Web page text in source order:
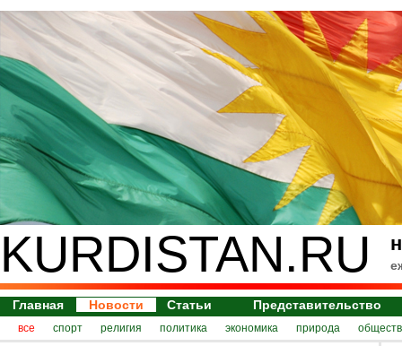
KURDISTAN.RU
Главная Новости Статьи Представительство
все спорт религия политика экономика природа